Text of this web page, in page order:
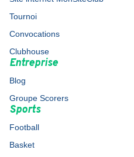
Tournoi
Convocations
Clubhouse
Entreprise
Blog
Groupe Scorers
Sports
Football
Basket